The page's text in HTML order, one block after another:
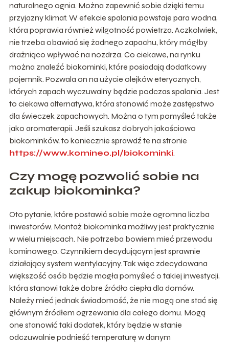
naturalnego ognia. Można zapewnić sobie dzięki temu
przyjazny klimat. W efekcie spalania powstaje para wodna,
która poprawia również wilgotność powietrza. Aczkolwiek,
nie trzeba obawiać się żadnego zapachu, który mógłby
drażniąco wpływać na nozdrza. Co ciekawe, na rynku
można znaleźć biokominki, które posiadają dodatkowy
pojemnik. Pozwala on na użycie olejków eterycznych,
których zapach wyczuwalny będzie podczas spalania. Jest
to ciekawa alternatywa, która stanowić może zastępstwo
dla świeczek zapachowych. Można o tym pomyśleć także
jako aromaterapii. Jeśli szukasz dobrych jakościowo
biokominków, to koniecznie sprawdź te na stronie
https://www.komineo.pl/biokominki.
Czy mogę pozwolić sobie na
zakup biokominka?
Oto pytanie, które postawić sobie może ogromna liczba
inwestorów. Montaż biokominka możliwy jest praktycznie
w wielu miejscach. Nie potrzeba bowiem mieć przewodu
kominowego. Czynnikiem decydującym jest sprawnie
działający system wentylacyjny. Tak więc zdecydowana
większość osób będzie mogła pomyśleć o takiej inwestycji,
która stanowi także dobre źródło ciepła dla domów.
Należy mieć jednak świadomość, że nie mogą one stać się
głównym źródłem ogrzewania dla całego domu. Mogą
one stanowić taki dodatek, który będzie w stanie
odczuwalnie podnieść temperaturę w danym